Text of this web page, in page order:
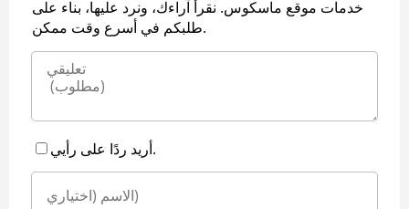
خدمات موقع ماسكوس. نقرأ آراءك، ونرد عليها، بناء على
طلبكم في أسرع وقت ممكن.
أريد ردًا على رأيي.